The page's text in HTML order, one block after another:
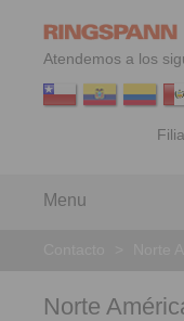
Atendemos a los
Menu
Norte